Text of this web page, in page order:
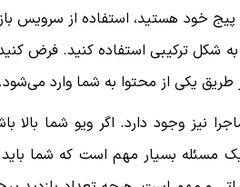
پیج خود هستید، استفاده از سرویس
شکل ترکیبی استفاده کنید. فرض
طریق یکی از محتوا به شما وارد
نیز وجود دارد. اگر ویو شما
مسئله بسیار مهم است که شما باید